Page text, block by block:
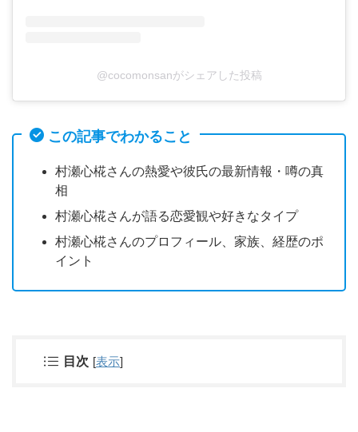
@cocomonsanがシェアした投稿
この記事でわかること
村瀬心椛さんの熱愛や彼氏の最新情報・噂の真
相
村瀬心椛さんが語る恋愛観や好きなタイプ
村瀬心椛さんのプロフィール、家族、経歴のポ
イント
目次 [表示]